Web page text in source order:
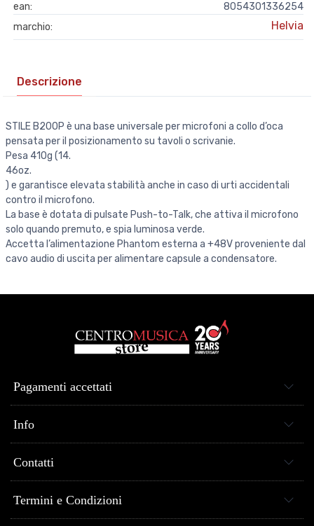
ean:
8054301336254
marchio:
Helvia
Descrizione
STILE B200P è una base universale per microfoni a collo d’oca
pensata per il posizionamento su tavoli o scrivanie.
Pesa 410g (14.
46oz.
) e garantisce elevata stabilità anche in caso di urti accidentali
contro il microfono.
La base è dotata di pulsate Push-to-Talk, che attiva il microfono
solo quando premuto, e spia luminosa verde.
Accetta l’alimentazione Phantom esterna a +48V proveniente dal
cavo audio di uscita per alimentare capsule a condensatore.
Pagamenti accettati
Info
Contatti
Termini e Condizioni